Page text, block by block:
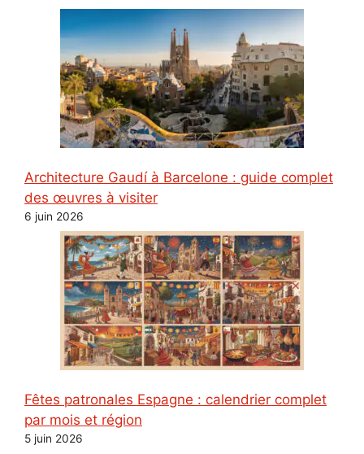
Architecture Gaudí à Barcelone : guide complet
des œuvres à visiter
6 juin 2026
Fêtes patronales Espagne : calendrier complet
par mois et région
5 juin 2026